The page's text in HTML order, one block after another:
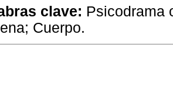
clave: Psicodrama
Cuerpo.